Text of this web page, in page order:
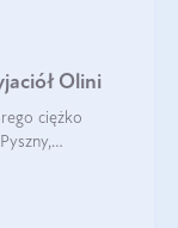
Olini
ciężko